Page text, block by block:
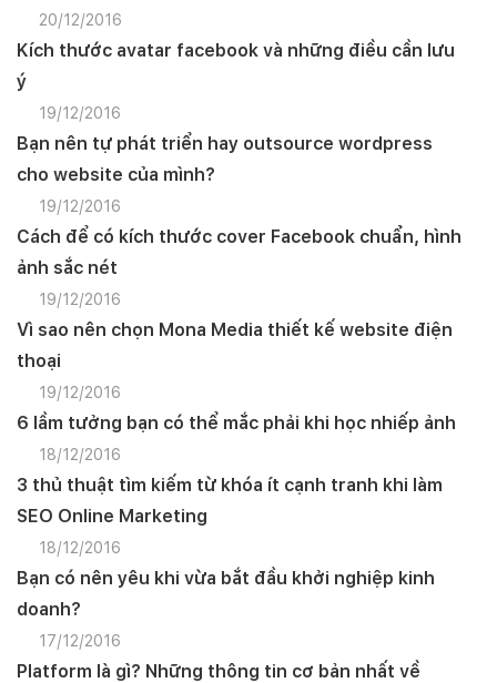
20/12/2016
Kích thước avatar facebook và những điều cần lưu
ý
19/12/2016
Bạn nên tự phát triển hay outsource wordpress
cho website của mình?
19/12/2016
Cách để có kích thước cover Facebook chuẩn, hình
ảnh sắc nét
19/12/2016
Vì sao nên chọn Mona Media thiết kế website điện
thoại
19/12/2016
6 lầm tưởng bạn có thể mắc phải khi học nhiếp ảnh
18/12/2016
3 thủ thuật tìm kiếm từ khóa ít cạnh tranh khi làm
SEO Online Marketing
18/12/2016
Bạn có nên yêu khi vừa bắt đầu khởi nghiệp kinh
doanh?
17/12/2016
Platform là gì? Những thông tin cơ bản nhất về